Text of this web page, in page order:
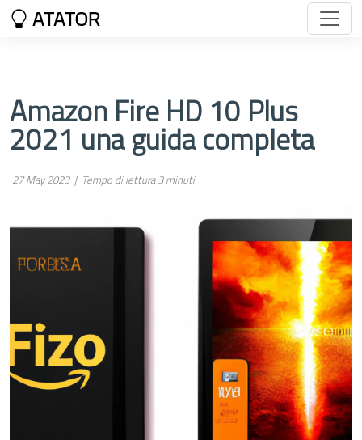
ATATOR
Amazon Fire HD 10 Plus
2021 una guida completa
27 May 2023 | Tempo di lettura 3 minuti